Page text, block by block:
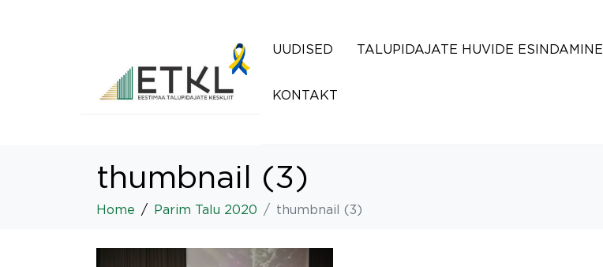
UUDISED TALUPIDAJATE HUVIDE ESINDAMINE
KONTAKT
thumbnail (3)
Home Parim Talu 2020 thumbnail (3)